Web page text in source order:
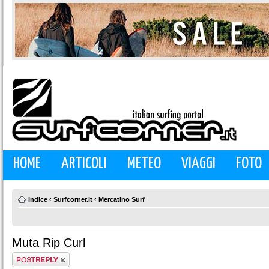
HOME ARTICOLI METEO VIAGGI FOTO
Indice ‹ Surfcorner.it ‹ Mercatino Surf
Muta Rip Curl
Rispondi al
messaggio